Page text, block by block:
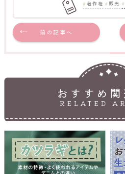
著作権 販売
前の記事へ
おすすめ
RELATED